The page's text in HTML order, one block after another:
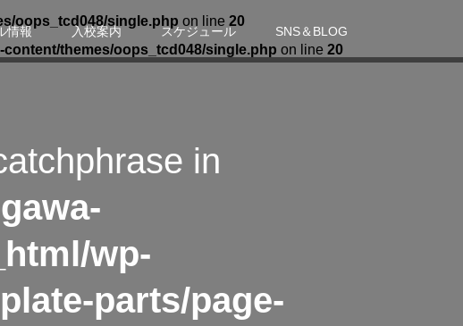
情報 入校案内 スケジュール SNS＆BLOG
oops_tcd048/single.php on line 20
themes/oops_tcd048/single.php on line 20
in
wp-
parts/page-